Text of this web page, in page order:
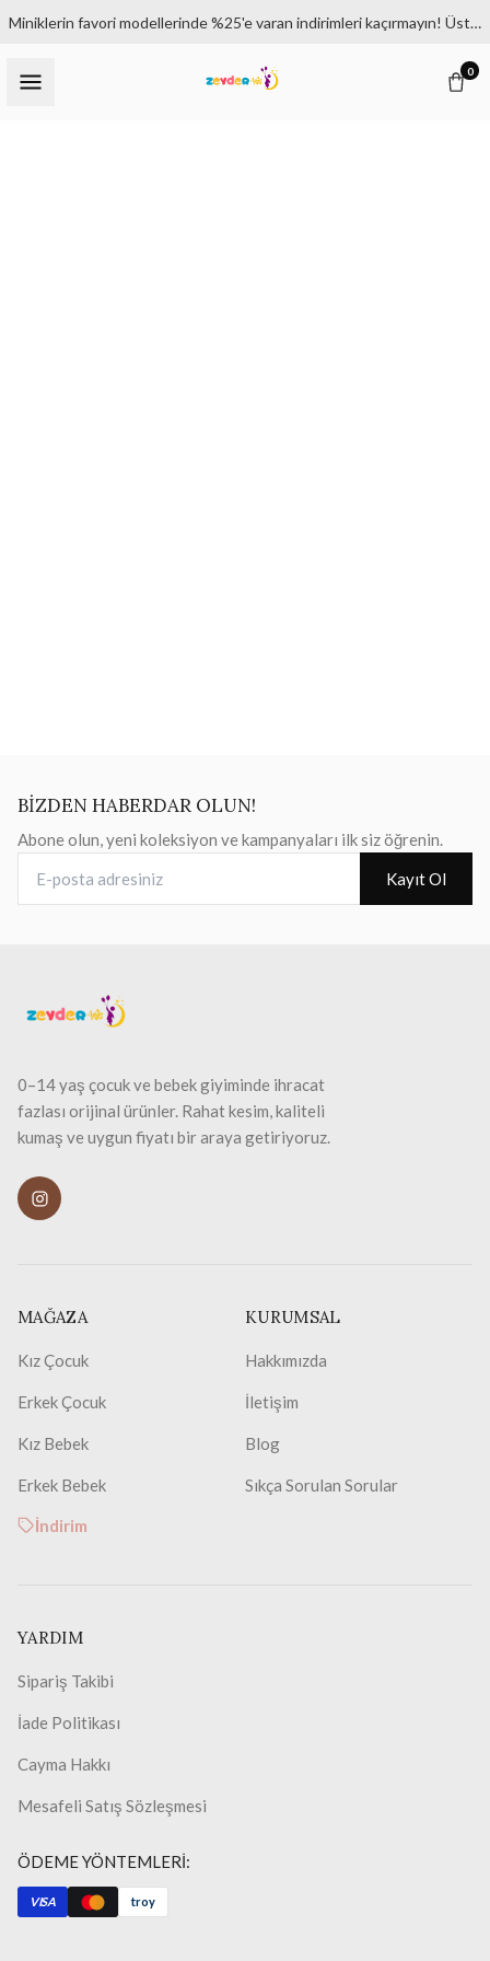
Miniklerin favori modellerinde %25'e varan indirimleri kaçırmayın! Üstelik 1500₺ ve üzeri siparişlerde kargo bedava.
0
BİZDEN HABERDAR OLUN!
Abone olun, yeni koleksiyon ve kampanyaları ilk siz öğrenin.
Kayıt Ol
0–14 yaş çocuk ve bebek giyiminde ihracat
fazlası orijinal ürünler. Rahat kesim, kaliteli
kumaş ve uygun fiyatı bir araya getiriyoruz.
MAĞAZA
Kız Çocuk
Erkek Çocuk
Kız Bebek
Erkek Bebek
İndirim
KURUMSAL
Hakkımızda
İletişim
Blog
Sıkça Sorulan Sorular
YARDIM
Sipariş Takibi
İade Politikası
Cayma Hakkı
Mesafeli Satış Sözleşmesi
ÖDEME YÖNTEMLERİ:
VISA troy